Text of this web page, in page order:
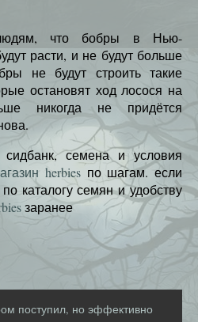
что бобры в Нью-
расти, и не будут больше
не будут строить такие
остановят ход лосося на
никогда не придётся
семена и условия
herbiesпо шагам. если
каталогу семян и удобству
заранее
поступил, но эффективно